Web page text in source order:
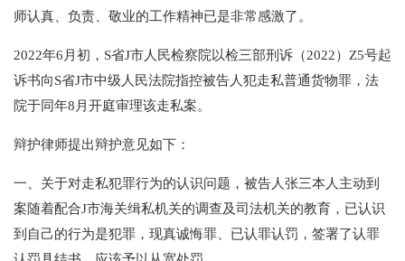
师认真、负责、敬业的工作精神已是非常感激了。
2022年6月初，S省J市人民检察院以检三部刑诉（2022）Z5号起
诉书向S省J市中级人民法院指控被告人犯走私普通货物罪，法
院于同年8月开庭审理该走私案。
辩护律师提出辩护意见如下：
一、关于对走私犯罪行为的认识问题，被告人张三本人主动到
案随着配合J市海关缉私机关的调查及司法机关的教育，已认识
到自己的行为是犯罪，现真诚悔罪、已认罪认罚，签署了认罪